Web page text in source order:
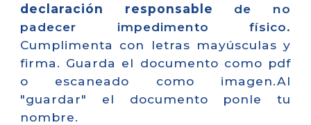
declaración responsable de no
padecer impedimento físico.
Cumplimenta con letras mayúsculas y
firma. Guarda el documento como pdf
o escaneado como imagen.Al
"guardar" el documento ponle tu
nombre.